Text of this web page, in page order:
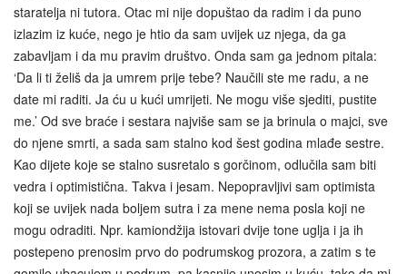
staratelja ni tutora. Otac mi nije dopuštao da radim i da puno
izlazim iz kuće, nego je htio da sam uvijek uz njega, da ga
zabavljam i da mu pravim društvo. Onda sam ga jednom pitala:
‘Da li ti želiš da ja umrem prije tebe? Naučili ste me radu, a ne
date mi raditi. Ja ću u kući umrijeti. Ne mogu više sjediti, pustite
me.’ Od sve braće i sestara najviše sam se ja brinula o majci, sve
do njene smrti, a sada sam stalno kod šest godina mlađe sestre.
Kao dijete koje se stalno susretalo s gorčinom, odlučila sam biti
vedra i optimistična. Takva i jesam. Nepopravljivi sam optimista
koji se uvijek nada boljem sutra i za mene nema posla koji ne
mogu odraditi. Npr. kamiondžija istovari dvije tone uglja i ja ih
postepeno prenosim prvo do podrumskog prozora, a zatim s te